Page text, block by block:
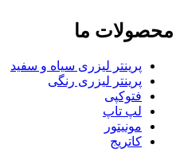
محصولات ما
پرینتر لیزری سیاه و سفید
پرینتر لیزری رنگی
فتوکپی
لپ تاپ
مونیتور
کاتریج